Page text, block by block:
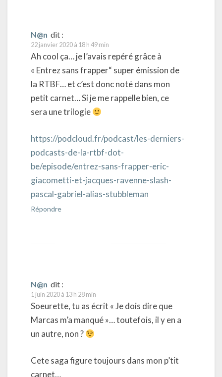
N@n dit :
22 janvier 2020 à 18 h 49 min
Ah cool ça… je l’avais repéré grâce à
« Entrez sans frapper“ super émission de
la RTBF… et c’est donc noté dans mon
petit carnet… Si je me rappelle bien, ce
sera une trilogie
https://podcloud.fr/podcast/les-derniers-
podcasts-de-la-rtbf-dot-
be/episode/entrez-sans-frapper-eric-
giacometti-et-jacques-ravenne-slash-
pascal-gabriel-alias-stubbleman
Répondre
N@n dit :
1 juin 2020 à 13 h 28 min
Soeurette, tu as écrit « Je dois dire que
Marcas m’a manqué »… toutefois, il y en a
un autre, non ?
Cete saga figure toujours dans mon p’tit
carnet…